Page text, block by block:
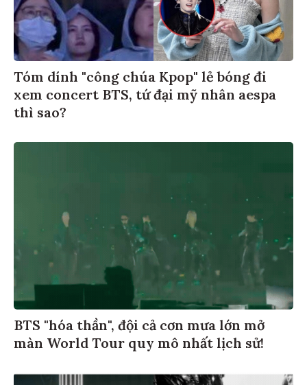
Tóm dính "công chúa Kpop" lẻ bóng đi
xem concert BTS, tứ đại mỹ nhân aespa
thì sao?
BTS "hóa thần", đội cả cơn mưa lớn mở
màn World Tour quy mô nhất lịch sử!